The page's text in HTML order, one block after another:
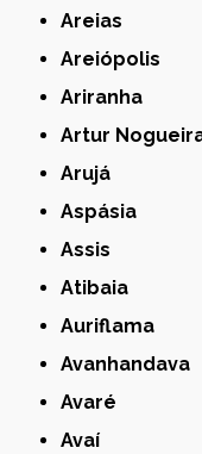
Areias
Areiópolis
Ariranha
Artur
Arujá
Aspásia
Assis
Atibaia
Auriflama
Avanhandava
Avaré
Avaí